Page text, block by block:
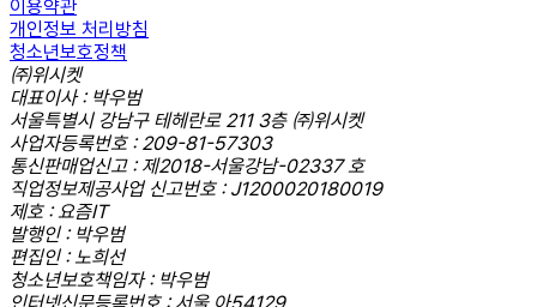
이용약관
개인정보 처리방침
청소년보호정책
㈜위시켓
대표이사 : 박우범
서울특별시 강남구 테헤란로 211 3층 ㈜위시켓
사업자등록번호 : 209-81-57303
통신판매업신고 : 제2018-서울강남-02337 호
직업정보제공사업 신고번호 : J1200020180019
제호 : 요즘IT
발행인 : 박우범
편집인 : 노희선
청소년보호책임자 : 박우범